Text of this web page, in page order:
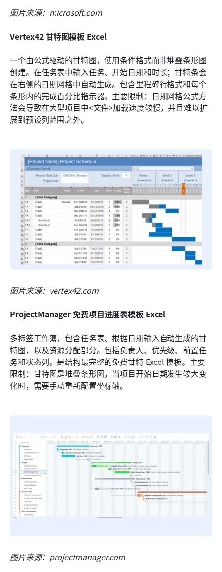
图片来源：microsoft.com
Vertex42 甘特图模板 Excel
一个由公式驱动的甘特图，使用条件格式而非堆叠条形图
创建。在任务表中输入任务、开始日期和时长；甘特条会
在右侧的日期网格中自动生成。包含里程碑行格式和每个
条形内的完成百分比指示器。主要限制：日期网格公式方
法会导致在大型项目中<文件>加载速度较慢，并且难以扩
展到预设列范围之外。
图片来源：vertex42.com
ProjectManager 免费项目进度表模板 Excel
多标签工作簿，包含任务表、根据日期输入自动生成的甘
特图，以及资源分配部分。包括负责人、优先级、前置任
务和状态列。是结构最完整的免费甘特 Excel 模板。主要
限制：甘特图是堆叠条形图，当项目开始日期发生较大变
化时，需要手动重新配置坐标轴。
图片来源：projectmanager.com